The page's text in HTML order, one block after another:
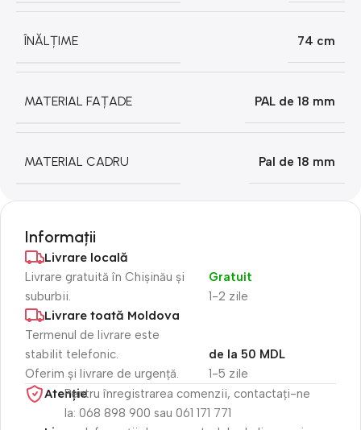
ÎNĂLȚIME 74 cm
MATERIAL FAȚADE PAL de 18 mm
MATERIAL CADRU Pal de 18 mm
Informații
Livrare locală
Livrare gratuită în Chișinău și
suburbii.
1-2 zile
Gratuit
Livrare toată Moldova
Termenul de livrare este
stabilit telefonic.
Oferim și livrare de urgență.
1-5 zile
de la 50 MDL
Atenție​Pentru înregistrarea comenzii, contactați-ne
la: 068 898 900 sau 061 171 771